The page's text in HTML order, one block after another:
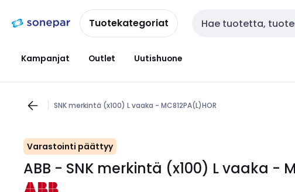
navigointiinsisältöönTuotekategoriat Haku
Kampanjat Outlet Uutishuone
SNK merkintä (x100) L vaaka - MC812PA(L)HOR
Varastointi päättyy
ABB - SNK merkintä (x100) L vaaka -